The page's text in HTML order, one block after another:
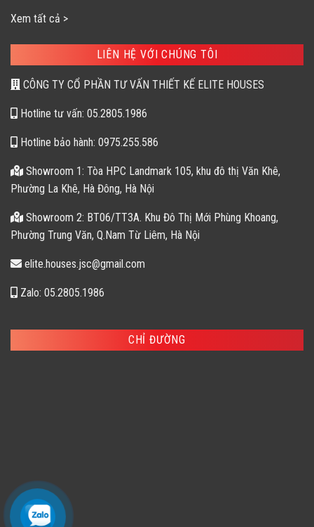
Xem tất cả >
LIÊN HỆ VỚI CHÚNG TÔI
CÔNG TY CỔ PHẦN TƯ VẤN THIẾT KẾ ELITE HOUSES
Hotline tư vấn: 05.2805.1986
Hotline bảo hành: 0975.255.586
Showroom 1: Tòa HPC Landmark 105, khu đô thị Văn Khê,
Phường La Khê, Hà Đông, Hà Nội
Showroom 2: BT06/TT3A. Khu Đô Thị Mới Phùng Khoang,
Phường Trung Văn, Q.Nam Từ Liêm, Hà Nội
elite.houses.jsc@gmail.com
Zalo: 05.2805.1986
CHỈ ĐƯỜNG